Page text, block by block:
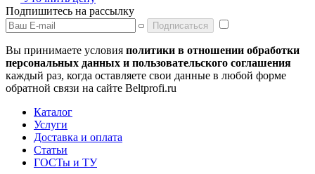
Подпишитесь на рассылку
Подписаться
Вы принимаете условия политики в отношении обработки
персональных данных и пользовательского соглашения
каждый раз, когда оставляете свои данные в любой форме
обратной связи на сайте Beltprofi.ru
Каталог
Услуги
Доставка и оплата
Статьи
ГОСТы и ТУ